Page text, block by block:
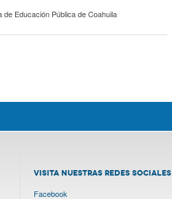
de Educación Pública de Coahuila
VISITA NUESTRAS REDES SOCIALES
Facebook